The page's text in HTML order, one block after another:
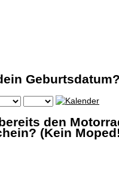
Geburtsdatum?
den
(Kein